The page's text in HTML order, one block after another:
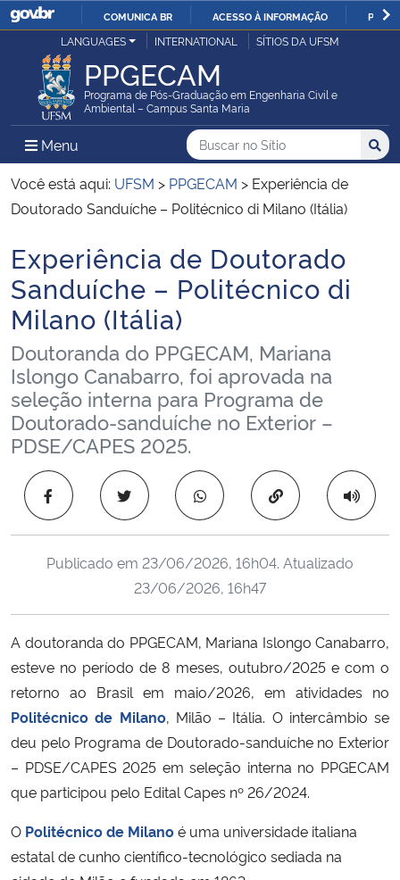
IR
PARA
O
CONTEÚDO
COMUNICA BR ACESSO À INFORMAÇÃO
Ministério da Justiça e Segurança Pública
Ministério da Defesa
Ministério das Relações Exteriores
Ministério da Infraestrutura
Ministério da Agricultura, Pecuária e Abastecimento
Ministério da Educação
Ministério da Cidadania
Ministério de Minas e Energia
Ministério da Ciência, Tecnologia, Inovações e Comunicações
Ministério do Turismo
Ministério do Desenvolvimento Regional
Controladoria-Geral da União
Ministério da Mulher, da Família e dos Direitos Humanos
Secretaria-Geral
LANGUAGES INTERNATIONAL SÍTIOS DA UFSM
PPGECAM
Programa de Pós-Graduação em Engenharia Civil e
Ambiental – Campus Santa Maria
Menu Menu Principal do Sítio
Busca
Buscar no no Sítio
Busca:
Você está aqui: UFSM > PPGECAM > Experiência de
Doutorado Sanduíche – Politécnico di Milano (Itália)
Início do conteúdo
Experiência de Doutorado
Sanduíche – Politécnico di
Milano (Itália)
Doutoranda do PPGECAM, Mariana
Islongo Canabarro, foi aprovada na
seleção interna para Programa de
Doutorado-sanduíche no Exterior –
PDSE/CAPES 2025.
Copiar para área
Publicado em 23/06/2026, 16h04. Atualizado
23/06/2026, 16h47
A doutoranda do PPGECAM, Mariana Islongo Canabarro,
esteve no período de 8 meses, outubro/2025 e com o
retorno ao Brasil em maio/2026, em atividades no
Politécnico de Milano, Milão – Itália. O intercâmbio se
deu pelo Programa de Doutorado-sanduíche no Exterior
– PDSE/CAPES 2025 em seleção interna no PPGECAM
que participou pelo Edital Capes nº 26/2024.
O Politécnico de Milanoé uma universidade italiana
estatal de cunho científico-tecnológico sediada na